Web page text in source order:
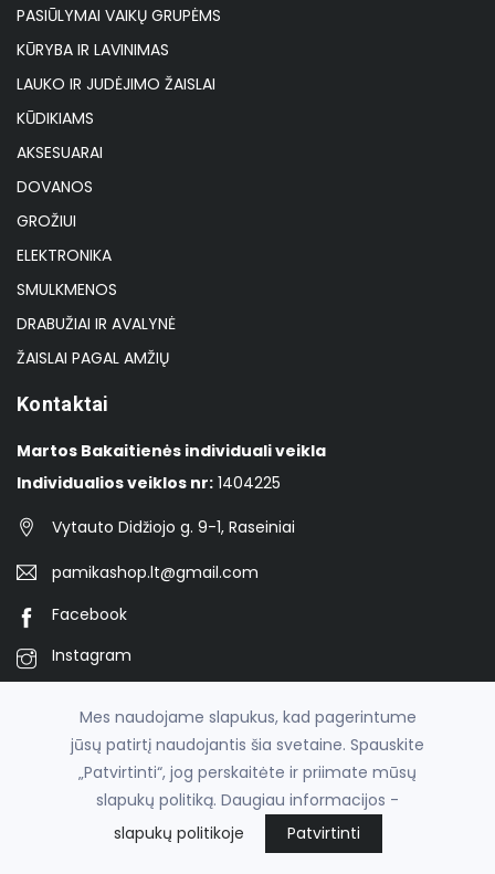
PASIŪLYMAI VAIKŲ GRUPĖMS
KŪRYBA IR LAVINIMAS
LAUKO IR JUDĖJIMO ŽAISLAI
KŪDIKIAMS
AKSESUARAI
DOVANOS
GROŽIUI
ELEKTRONIKA
SMULKMENOS
DRABUŽIAI IR AVALYNĖ
ŽAISLAI PAGAL AMŽIŲ
Kontaktai
Martos Bakaitienės individuali veikla
Individualios veiklos nr: 1404225
Vytauto Didžiojo g. 9-1, Raseiniai
pamikashop.lt@gmail.com
Facebook
Instagram
© 2026Pamika
el. parduotuvių nuomafronto.lt
Mes naudojame slapukus, kad pagerintume
jūsų patirtį naudojantis šia svetaine. Spauskite
„Patvirtinti“, jog perskaitėte ir priimate mūsų
slapukų politiką. Daugiau informacijos -
slapukų politikoje
Patvirtinti